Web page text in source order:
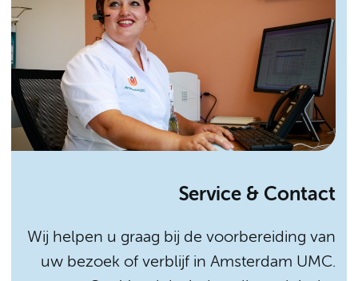
Service & Contact
Wij helpen u graag bij de voorbereiding van
uw bezoek of verblijf in Amsterdam UMC.